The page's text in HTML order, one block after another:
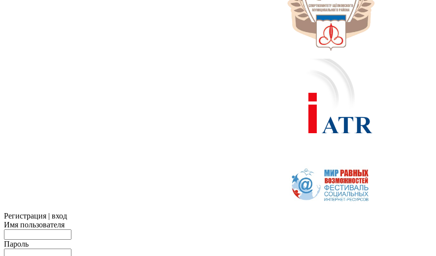
Регистрация | вход
Имя пользователя
Пароль